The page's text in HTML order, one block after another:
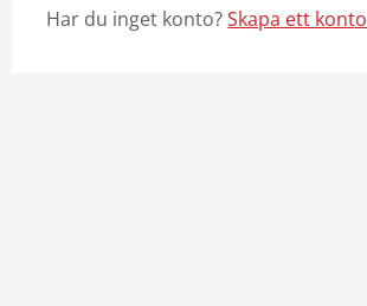
Har du inget konto?Skapa ett konto